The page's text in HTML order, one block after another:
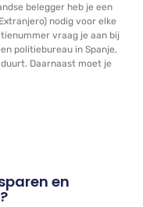
belegger heb je een
nodig voor elke
vraag je aan bij
politiebureau in Spanje,
Daarnaast moet je
en